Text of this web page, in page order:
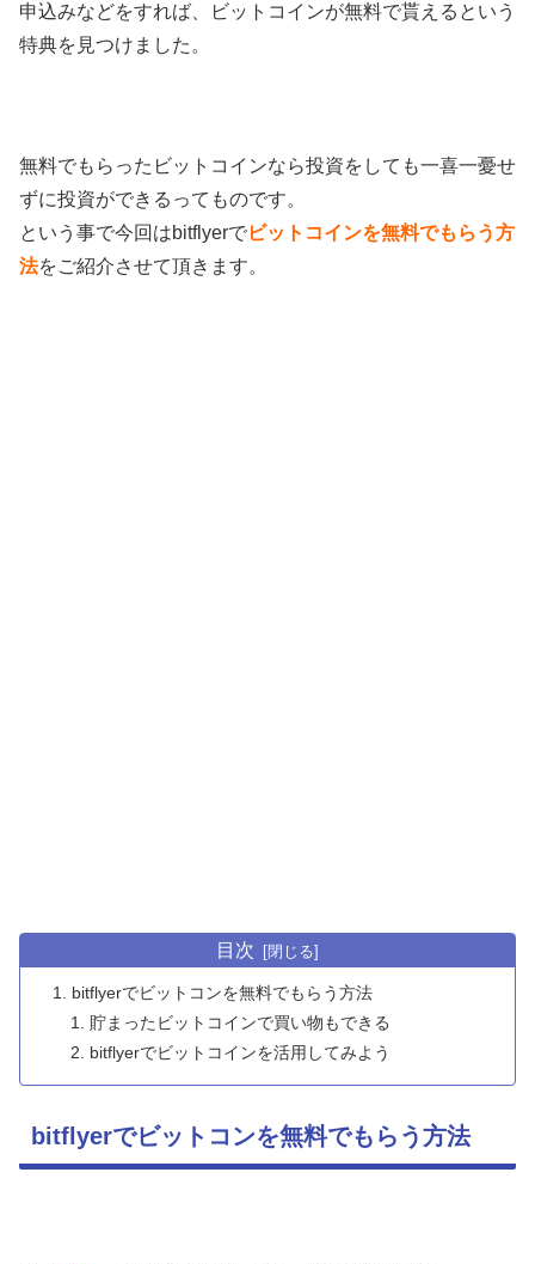
申込みなどをすれば、ビットコインが無料で貰えるという
特典を見つけました。
無料でもらったビットコインなら投資をしても一喜一憂せ
ずに投資ができるってものです。
という事で今回はbitflyerでビットコインを無料でもらう方
法をご紹介させて頂きます。
目次
bitflyerでビットコンを無料でもらう方法
貯まったビットコインで買い物もできる
bitflyerでビットコインを活用してみよう
bitflyerでビットコンを無料でもらう方法